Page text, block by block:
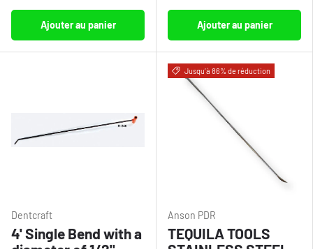
Ajouter au panier Ajouter au panier
Dentcraft
4' Single Bend with a
Jusqu’à 86% de réduction
Anson PDR
TEQUILA TOOLS